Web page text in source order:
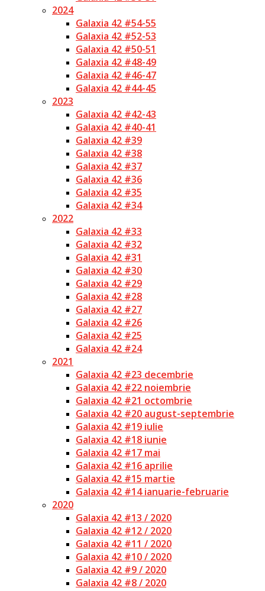
2024
Galaxia 42 #54-55
Galaxia 42 #52-53
Galaxia 42 #50-51
Galaxia 42 #48-49
Galaxia 42 #46-47
Galaxia 42 #44-45
2023
Galaxia 42 #42-43
Galaxia 42 #40-41
Galaxia 42 #39
Galaxia 42 #38
Galaxia 42 #37
Galaxia 42 #36
Galaxia 42 #35
Galaxia 42 #34
2022
Galaxia 42 #33
Galaxia 42 #32
Galaxia 42 #31
Galaxia 42 #30
Galaxia 42 #29
Galaxia 42 #28
Galaxia 42 #27
Galaxia 42 #26
Galaxia 42 #25
Galaxia 42 #24
2021
Galaxia 42 #23 decembrie
Galaxia 42 #22 noiembrie
Galaxia 42 #21 octombrie
Galaxia 42 #20 august-septembrie
Galaxia 42 #19 iulie
Galaxia 42 #18 iunie
Galaxia 42 #17 mai
Galaxia 42 #16 aprilie
Galaxia 42 #15 martie
Galaxia 42 #14 ianuarie-februarie
2020
Galaxia 42 #13 / 2020
Galaxia 42 #12 / 2020
Galaxia 42 #11 / 2020
Galaxia 42 #10 / 2020
Galaxia 42 #9 / 2020
Galaxia 42 #8 / 2020